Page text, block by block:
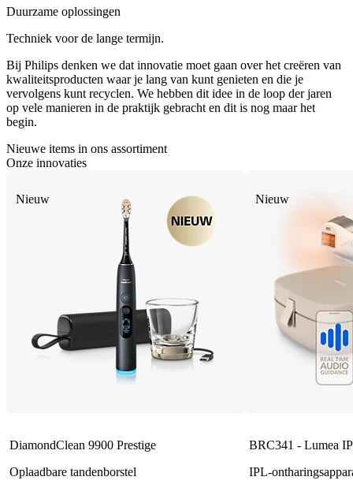
Duurzame oplossingen
Techniek voor de lange termijn.
Bij Philips denken we dat innovatie moet gaan over het creëren van
kwaliteitsproducten waar je lang van kunt genieten en die je
vervolgens kunt recyclen. We hebben dit idee in de loop der jaren
op vele manieren in de praktijk gebracht en dit is nog maar het
begin.
Nieuwe items in ons assortiment
Onze innovaties
Nieuw
DiamondClean 9900 Prestige
Oplaadbare tandenborstel
Nieuw
BRC341 - Lumea
IPL-